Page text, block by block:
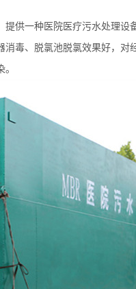
供一种医院医疗污水处理设
毒、脱氯池脱氯效果好，对